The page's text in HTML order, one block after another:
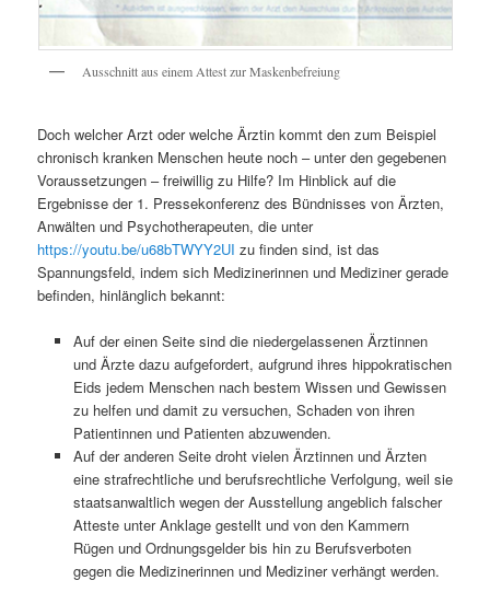
Ausschnitt aus einem Attest zur Maskenbefreiung
Doch welcher Arzt oder welche Ärztin kommt den zum Beispiel
chronisch kranken Menschen heute noch – unter den gegebenen
Voraussetzungen – freiwillig zu Hilfe? Im Hinblick auf die
Ergebnisse der 1. Pressekonferenz des Bündnisses von Ärzten,
Anwälten und Psychotherapeuten, die unter
https://youtu.be/u68bTWYY2UI zu finden sind, ist das
Spannungsfeld, indem sich Medizinerinnen und Mediziner gerade
befinden, hinlänglich bekannt:
Auf der einen Seite sind die niedergelassenen Ärztinnen
und Ärzte dazu aufgefordert, aufgrund ihres hippokratischen
Eids jedem Menschen nach bestem Wissen und Gewissen
zu helfen und damit zu versuchen, Schaden von ihren
Patientinnen und Patienten abzuwenden.
Auf der anderen Seite droht vielen Ärztinnen und Ärzten
eine strafrechtliche und berufsrechtliche Verfolgung, weil sie
staatsanwaltlich wegen der Ausstellung angeblich falscher
Atteste unter Anklage gestellt und von den Kammern
Rügen und Ordnungsgelder bis hin zu Berufsverboten
gegen die Medizinerinnen und Mediziner verhängt werden.